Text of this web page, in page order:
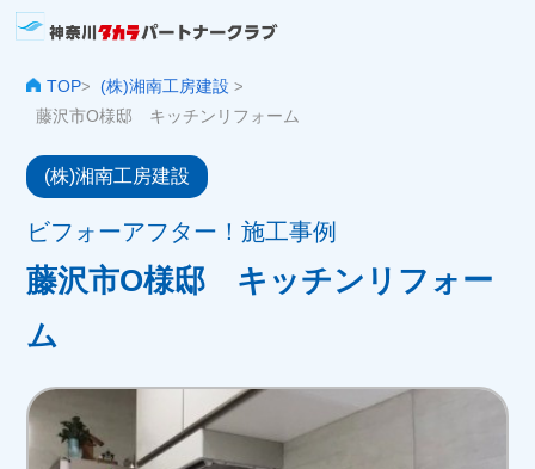
TOP> (株)湘南工房建設>
藤沢市O様邸 キッチンリフォーム
(株)湘南工房建設
ビフォーアフター！施工事例
藤沢市O様邸 キッチンリフォー
ム